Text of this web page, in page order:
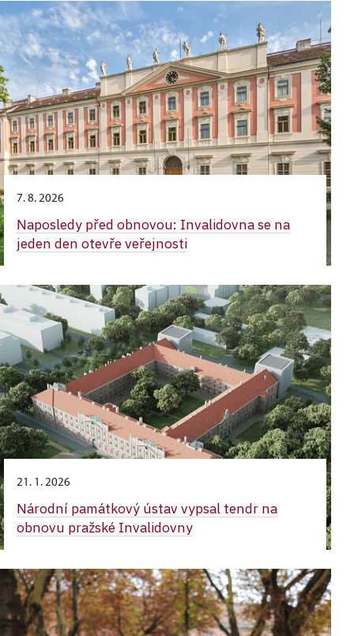
7. 8. 2026
Naposledy před obnovou: Invalidovna se na
jeden den otevře veřejnosti
21. 1. 2026
Národní památkový ústav vypsal tendr na
obnovu pražské Invalidovny